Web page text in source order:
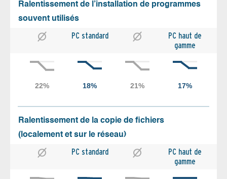
Ralentissement de l’installation de programmes
souvent utilisés
PC standard
PC haut de
gamme
Ralentissement de la copie de fichiers
(localement et sur le réseau)
PC standard
PC haut de
gamme